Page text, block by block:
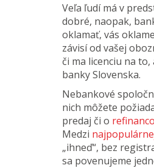
Veľa ľudí má v
dobré, naopak,
oklamať, vás
závisí od vašej
či ma licenciu na
banky Slovenska.
Nebankové
nich môžete
predaj či o
Medzi
„ihneď“, bez
sa povenujeme